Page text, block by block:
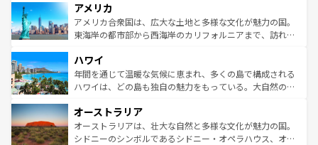
ンツ一覧を参照してほしい。
の建物がそのまま残る町や、スイスならではのユニークな
博物館もあり、アルプス観光だけでなく町歩きも満喫する
ことができる。国民の所得が高いため物価も高いが、旅行
ば市内交通費無料で観光を楽しむこともできる。 なお、新
着のスイス情報はコンテンツ一覧 を参照してほしい。
アメリカ
アメリカ合衆国は、広大な土地と多様な文化が魅力の国。
東海岸の都市部から西海岸のカリフォルニアまで、訪れる
のような巨大都市は、観光、ショッピング、エンターテイ
ンメントが詰まった刺激的なスポットだ。一方、アメリカ
西部には大自然が広がり、グランドキャニオンやイエロー
部のニューオーリンズでは、音楽と美食が融合した独特の
文化が魅力。旅行者はアメリカの各地域で異なる魅力を楽
しみながら、その多様性と豊かな歴史を感じることができ
ハワイ
年間を通じて温暖な気候に恵まれ、多くの島で構成される
ハワイは、どの島も独自の魅力をもっている。大自然の神
ワイ島は見逃せない。また、定番の観光地といえばオアフ
島だが、静かな自然を求めるならマウイ島やカウアイ島が
おすすめ。エメラルドグリーンに輝く海をはじめ、豊かな
オーストラリア
オーストラリアは、壮大な自然と多様な文化が魅力の国。
シドニーのシンボルであるシドニー・オペラハウス、オー